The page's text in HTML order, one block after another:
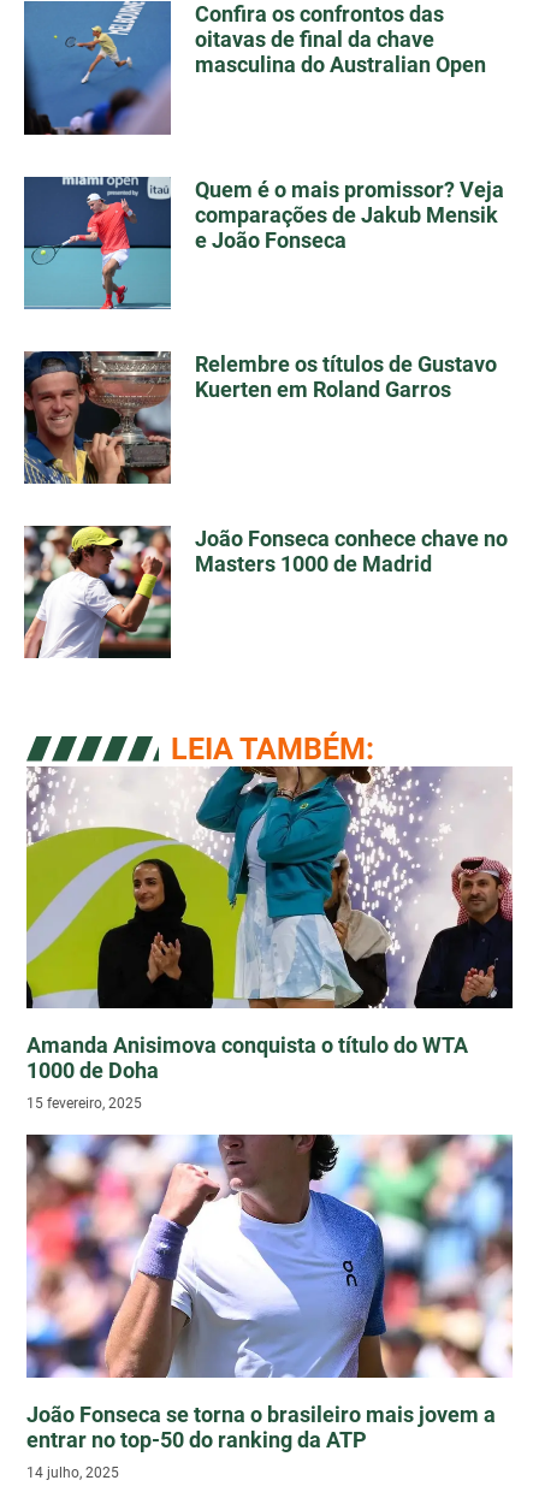
Confira os confrontos das
oitavas de final da chave
masculina do Australian Open
Quem é o mais promissor? Veja
comparações de Jakub Mensik
e João Fonseca
Relembre os títulos de Gustavo
Kuerten em Roland Garros
João Fonseca conhece chave no
Masters 1000 de Madrid
LEIA TAMBÉM:
Amanda Anisimova conquista o título do WTA
1000 de Doha
15 fevereiro, 2025
João Fonseca se torna o brasileiro mais jovem a
entrar no top-50 do ranking da ATP
14 julho, 2025